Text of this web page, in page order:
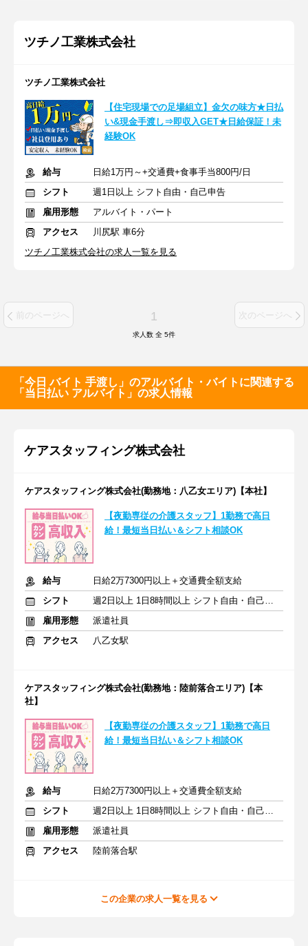
ツチノ工業株式会社
ツチノ工業株式会社
【住宅現場での足場組立】金欠の味方★日払
い&現金手渡し⇒即収入GET★日給保証！未
経験OK
給与
日給1万円～+交通費+食事手当800円/日
シフト
週1日以上 シフト自由・自己申告
雇用形態
アルバイト・パート
アクセス
川尻駅 車6分
ツチノ工業株式会社の求人一覧を見る
前のページへ 1 次のページへ
求人数 全 5件
「今日 バイト 手渡し」のアルバイト・バイトに関連する
「当日払い アルバイト」の求人情報
ケアスタッフィング株式会社
ケアスタッフィング株式会社(勤務地：八乙女エリア)【本社】
【夜勤専従の介護スタッフ】1勤務で高日
給！最短当日払い＆シフト相談OK
給与
日給2万7300円以上＋交通費全額支給
シフト
週2日以上 1日8時間以上 シフト自由・自己申告
雇用形態
派遣社員
アクセス
八乙女駅
ケアスタッフィング株式会社(勤務地：陸前落合エリア)【本
社】
【夜勤専従の介護スタッフ】1勤務で高日
給！最短当日払い＆シフト相談OK
給与
日給2万7300円以上＋交通費全額支給
シフト
週2日以上 1日8時間以上 シフト自由・自己申告
雇用形態
派遣社員
アクセス
陸前落合駅
この企業の求人一覧を見る